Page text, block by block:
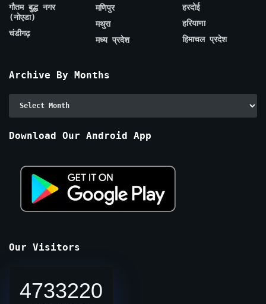
गौतम बुद्ध नगर
(नोएडा)
चंडीगढ़
मणिपुर
मथुरा
मध्य प्रदेश
हरदोई
हरियाणा
हिमाचल प्रदेश
Archive By Months
Download Our Android App
Our Visitors
4733220